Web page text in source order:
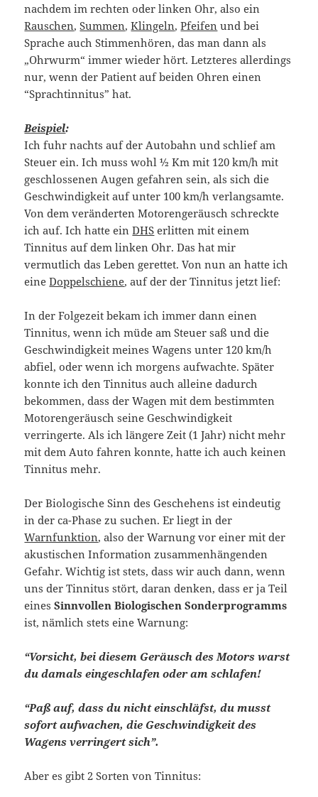
nachdem im rechten oder linken Ohr, also ein
Rauschen,Summen,Klingeln,Pfeifen und bei
Sprache auch Stimmenhören, das man dann als
„Ohrwurm“ immer wieder hört. Letzteres allerdings
nur, wenn der Patient auf beiden Ohren einen
“Sprachtinnitus” hat.
Beispiel:
Ich fuhr nachts auf der Autobahn und schlief am
Steuer ein. Ich muss wohl ½ Km mit 120 km/h mit
geschlossenen Augen gefahren sein, als sich die
Geschwindigkeit auf unter 100 km/h verlangsamte.
Von dem veränderten Motorengeräusch schreckte
ich auf. Ich hatte einDHS erlitten mit einem
Tinnitus auf dem linken Ohr. Das hat mir
vermutlich das Leben gerettet. Von nun an hatte ich
eineDoppelschiene, auf der der Tinnitus jetzt lief:
In der Folgezeit bekam ich immer dann einen
Tinnitus, wenn ich müde am Steuer saß und die
Geschwindigkeit meines Wagens unter 120 km/h
abfiel, oder wenn ich morgens aufwachte. Später
konnte ich den Tinnitus auch alleine dadurch
bekommen, dass der Wagen mit dem bestimmten
Motorengeräusch seine Geschwindigkeit
verringerte. Als ich längere Zeit (1 Jahr) nicht mehr
mit dem Auto fahren konnte, hatte ich auch keinen
Tinnitus mehr.
Der Biologische Sinn des Geschehens ist eindeutig
in der ca-Phase zu suchen. Er liegt in der
Warnfunktion, also der Warnung vor einer mit der
akustischen Information zusammenhängenden
Gefahr. Wichtig ist stets, dass wir auch dann, wenn
uns der Tinnitus stört, daran denken, dass er ja Teil
einesSinnvollen Biologischen Sonderprogramms
ist, nämlich stets eine Warnung:
“Vorsicht, bei diesem Geräusch des Motors warst
du damals eingeschlafen oder am schlafen!
“Paß auf, dass du nicht einschläfst, du musst
sofort aufwachen, die Geschwindigkeit des
Wagens verringert sich”.
Aber es gibt 2 Sorten von Tinnitus: